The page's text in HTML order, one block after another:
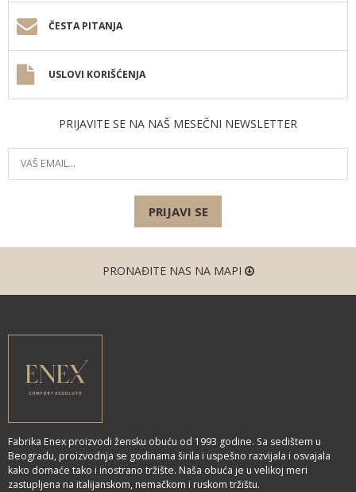
ČESTA PITANJA
USLOVI KORIŠĆENJA
PRIJAVITE SE NA NAŠ MESEČNI NEWSLETTER
PRIJAVI SE
PRONAĐITE NAS NA MAPI
Fabrika Enex proizvodi žensku obuću od 1993 godine. Sa sedištem u
Beogradu, proizvodnja se godinama širila i uspešno razvijala i osvajala
kako domaće tako i inostrano tržište. Naša obuća je u velikoj meri
zastupljena na italijanskom, nemačkom i ruskom tržištu.